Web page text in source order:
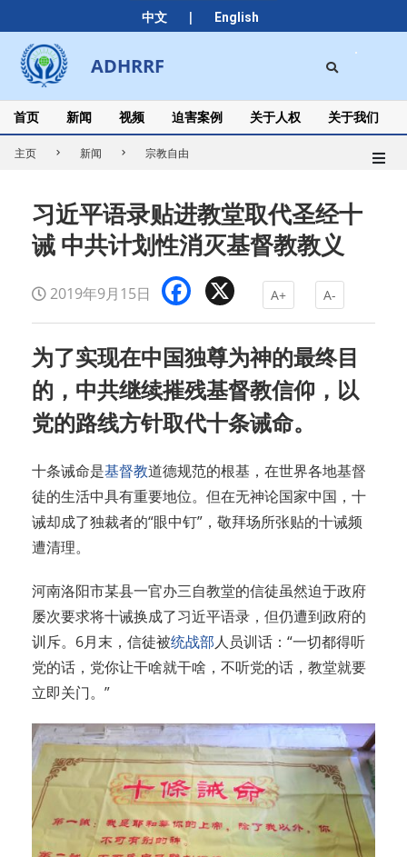
中文 | English
to
content
ADHRRF
Secondary
Navigation
Menu
首页 新闻 视频 迫害案例 关于人权 关于我们
主页 新闻 宗教自由
习近平语录贴进教堂取代圣经十
诫 中共计划性消灭基督教教义
2019年9月15日 Facebook A+ A-
为了实现在中国独尊为神的最终目
的，中共继续摧残基督教信仰，以
党的路线方针取代十条诫命。
十条诫命是基督教道德规范的根基，在世界各地基督
徒的生活中具有重要地位。但在无神论国家中国，十
诫却成了独裁者的“眼中钉”，敬拜场所张贴的十诫频
遭清理。
河南洛阳市某县一官办三自教堂的信徒虽然迫于政府
屡次要求将十诫换成了习近平语录，但仍遭到政府的
训斥。6月末，信徒被统战部人员训话：“一切都得听
党的话，党你让干啥就干啥，不听党的话，教堂就要
立即关门。”